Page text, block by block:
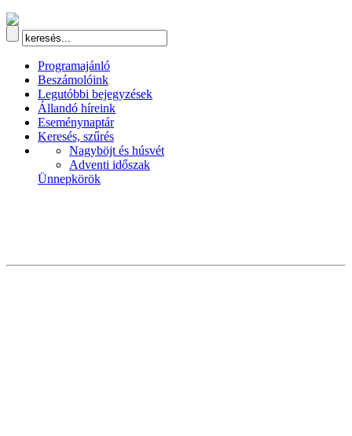
Programajánló
Beszámolóink
Legutóbbi bejegyzések
Állandó híreink
Eseménynaptár
Keresés, szűrés
Nagyböjt és húsvét
Adventi időszak
Ünnepkörök